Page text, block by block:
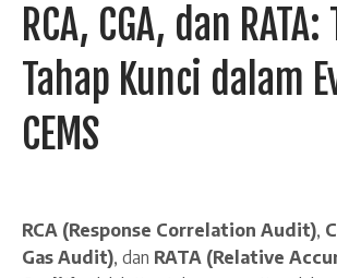
RCA, CGA, dan
Tahap Kunci dalam
CEMS
RCA (Response Correlation Audit),
Gas Audit), dan RATA (Relative